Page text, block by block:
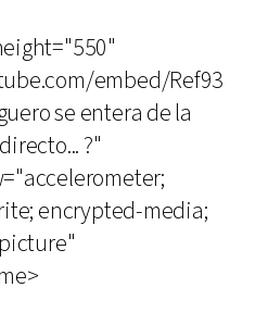
embed/Ref93
se entera de la
?"
encrypted-media;